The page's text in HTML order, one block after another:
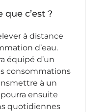
que c’est ?
à distance
d’eau.
équipé d’un
consommations
à un
ensuite
quotidiennes